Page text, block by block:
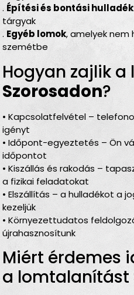
. Építési és bontási hulladék
tárgyak
. Egyéb lomok, amelyek
szemétbe
Hogyan zajlik
Szorosadon?
• Kapcsolatfelvétel –
igényt
• Időpont-egyeztetés – Ön
időpontot
• Kiszállás és rakodás –
a fizikai feladatokat
• Elszállítás – a hulladékot a
kezeljük
• Környezettudatos
újrahasznosítunk
Miért érdemes
a lomtalanítást